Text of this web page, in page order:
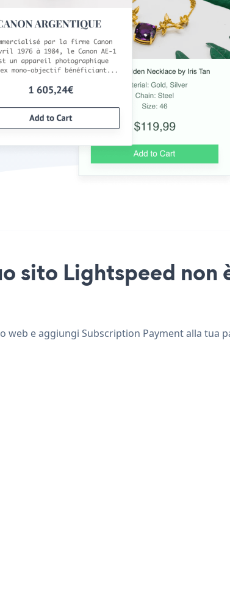
sito Lightspeed non
web e aggiungi Subscription Payment alla tua